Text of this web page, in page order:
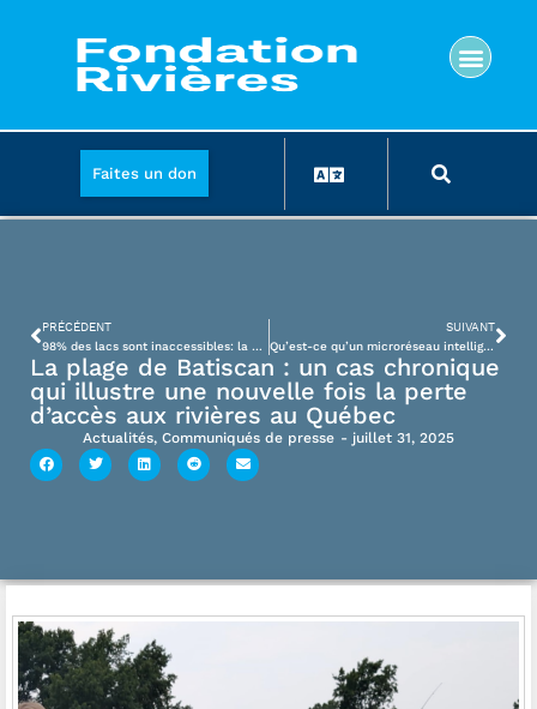
Faites un don
PRÉCÉDENT
98% des lacs sont inaccessibles: la Fondation Rivières propose des solutions
SUIVANT
Qu’est-ce qu’un microréseau intelligent et comment ça fonctionne?
La plage de Batiscan : un cas chronique
qui illustre une nouvelle fois la perte
d’accès aux rivières au Québec
Actualités, Communiqués de presse - juillet 31, 2025